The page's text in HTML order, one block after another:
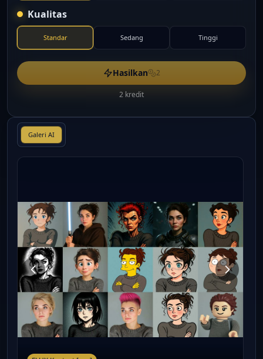
Kualitas
Standar Sedang Tinggi
Hasilkan 2
2 kredit
Galeri AI